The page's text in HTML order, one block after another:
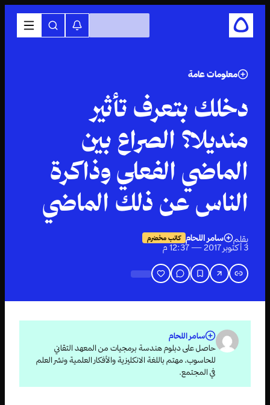
معلومات عامة
دخلك بتعرف تأثير
منديلا؟ الصراع بين
الماضي الفعلي وذاكرة
الناس عن ذلك الماضي
بقلم سامر اللحام كاتب مخضرم
3 أكتوبر 2017 — 12:37 م
سامر اللحام
حاصل على دبلوم هندسة برمجيات من المعهد التقاني
للحاسوب، مهتم باللغة الانكليزية والأفكار العلمية ونشر العلم
في المجتمع.